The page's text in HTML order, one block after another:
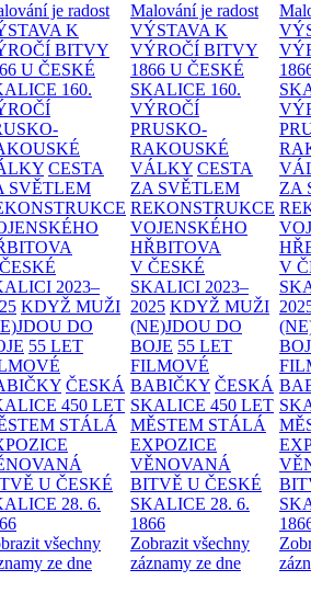
je radost
K
BITVY
U ČESKÉ
160.
CESTA
SVĚTLEM
2023–
KDYŽ MUŽI
DO
55 LET
ČESKÁ
450 LET
STÁLÁ
U ČESKÉ
28. 6.
všechny
ze dne
Malování je radost
VÝSTAVA K
VÝROČÍ BITVY
1866 U ČESKÉ
SKALICE 160.
VÝROČÍ
PRUSKO-
RAKOUSKÉ
VÁLKY CESTA
ZA SVĚTLEM
REKONSTRUKCE
VOJENSKÉHO
HŘBITOVA
V ČESKÉ
SKALICI 2023–
2025 KDYŽ MUŽI
(NE)JDOU DO
BOJE 55 LET
FILMOVÉ
BABIČKY ČESKÁ
SKALICE 450 LET
MĚSTEM STÁLÁ
EXPOZICE
VĚNOVANÁ
BITVĚ U ČESKÉ
SKALICE 28. 6.
1866
Zobrazit všechny
záznamy ze dne
ZA
V